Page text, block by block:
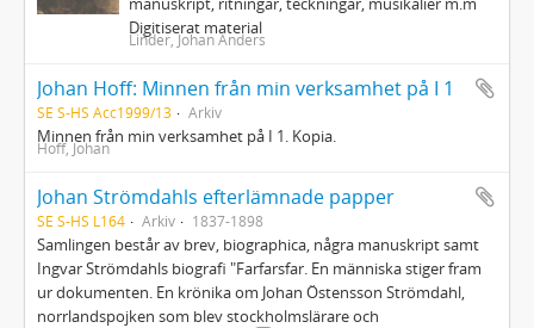
Digitiserat material
Linder, Johan Anders
Johan Hoff: Minnen från min verksamhet på I 1
SE S-HS Acc1999/13 Arkiv
Minnen från min verksamhet på I 1. Kopia.
Hoff, Johan
Johan Strömdahls efterlämnade papper
SE S-HS L164 Arkiv 1837-1898
Samlingen består av brev, biographica, några manuskript samt
Ingvar Strömdahls biografi "Farfarsfar. En människa stiger fram
ur dokumenten. En krönika om Johan Östensson Strömdahl,
norrlandspojken som blev stockholmslärare och